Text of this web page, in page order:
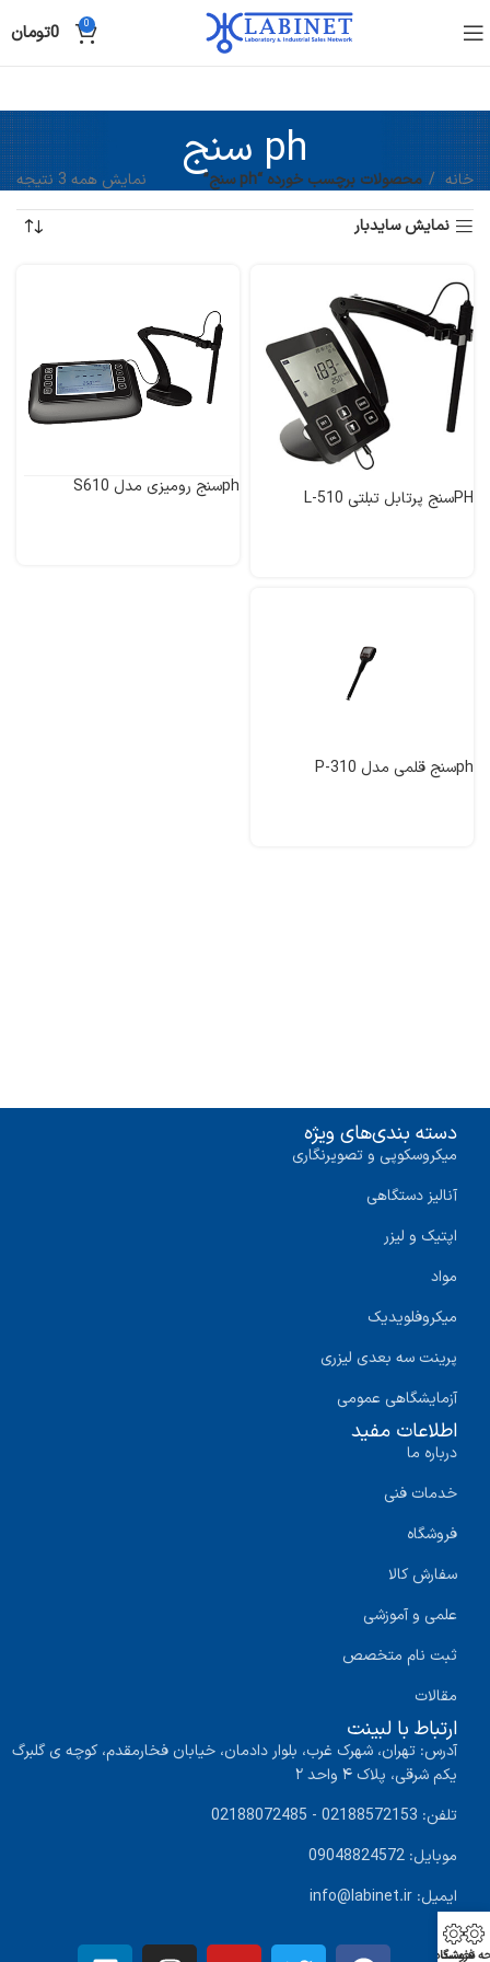
0
0تومان
ph سنج
خانه محصولات برچسب خورده “ph سنج”
نمایش همه 3 نتیجه
نمایش سایدبار
PHسنج پرتابل تبلتی L-510
phسنج رومیزی مدل S610
phسنج قلمی مدل P-310
دسته بندی‌های ویژه
میکروسکوپی و تصویرنگاری
آنالیز دستگاهی
اپتیک و لیزر
مواد
میکروفلویدیک
پرینت سه‌ بعدی لیزری
آزمایشگاهی عمومی
اطلاعات مفید
درباره ما
خدمات فنی
فروشگاه
سفارش کالا
علمی و آموزشی
ثبت نام متخصص
مقالات
ارتباط با لبینت
آدرس: تهران، شهرک غرب، بلوار دادمان، خیابان فخارمقدم، کوچه ی گلبرگ
یکم شرقی، پلاک ۴ واحد ۲
تلفن: 02188572153 - 02188072485
موبایل: 09048824572
ایمیل: info@labinet.ir
نخست
فروشگاه